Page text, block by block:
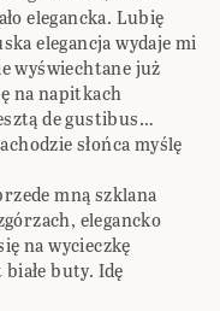
elegancka. Lubię
elegancja wydaje mi
wyświechtane już
na napitkach
de gustibus…
słońca myślę
mną szklana
elegancko
na wycieczkę
buty. Idę